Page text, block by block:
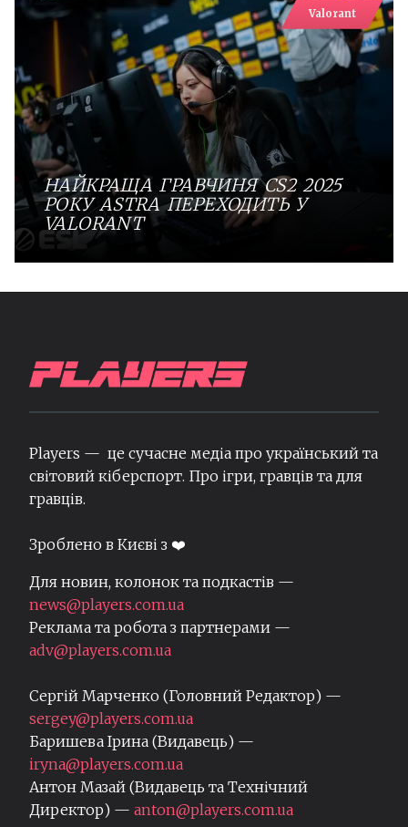
Valorant
НАЙКРАЩА ГРАВЧИНЯ CS2 2025
РОКУ ASTRA ПЕРЕХОДИТЬ У
VALORANT
Players — це сучасне медіа про український та
світовий кіберспорт. Про ігри, гравців та для
гравців.
Зроблено в Києві з ❤️
Для новин, колонок та подкастів —
news@players.com.ua
Реклама та робота з партнерами —
adv@players.com.ua
Сергій Марченко (Головний Редактор) —
sergey@players.com.ua
Баришева Ірина (Видавець) —
iryna@players.com.ua
Антон Мазай (Видавець та Технічний
Директор) — anton@players.com.ua